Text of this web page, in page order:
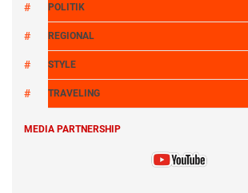
POLITIK
REGIONAL
STYLE
TRAVELING
MEDIA PARTNERSHIP